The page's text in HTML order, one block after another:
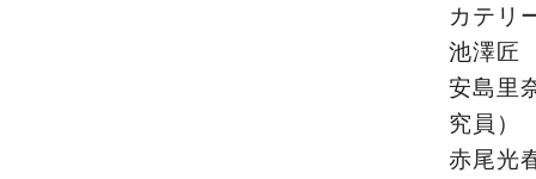
カテリ
池澤
安島
究員）
赤尾